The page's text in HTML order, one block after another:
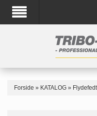
Forside » KATALOG »